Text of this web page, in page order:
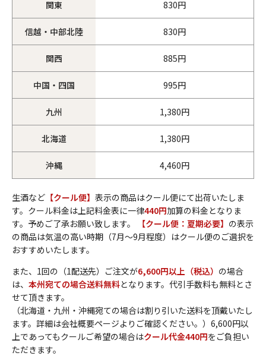
関東 830円
信越・中部北陸 830円
関西 885円
中国・四国 995円
九州 1,380円
北海道 1,380円
沖縄 4,460円
生酒など 【クール便】 表示の商品はクール便にて出荷いたしま
す。クール料金は上記料金表に一律440円加算の料金となりま
す。予めご了承お願い致します。
【クール便：夏期必要】 の表示
の商品は気温の高い時期（7月～9月程度）はクール便のご選択を
おすすめいたします。
また、1回の（1配送先）ご注文が6,600円以上（税込） の場合
は、 本州宛ての場合送料無料となります。代引手数料も無料とさ
せて頂きます。
（北海道・九州・沖縄宛ての場合は割り引いた送料を頂戴いたし
ます。詳細は会社概要ページよりご確認ください。）6,600円以
上であってもクールご希望の場合はクール代金440円をご負担い
ただきます。